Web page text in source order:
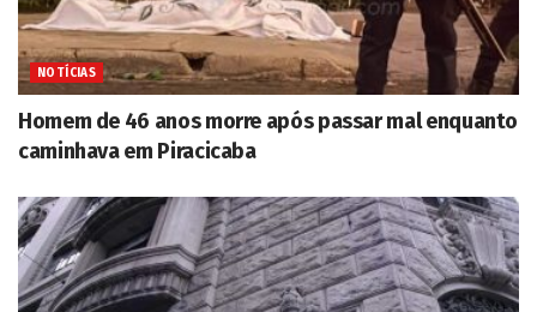
NOTÍCIAS
Homem de 46 anos morre após passar mal enquanto
caminhava em Piracicaba